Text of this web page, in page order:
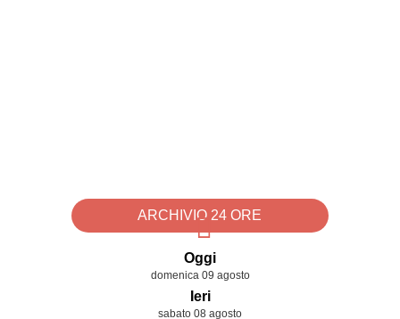
ARCHIVIO 24 ORE
Oggi
domenica 09 agosto
Ieri
sabato 08 agosto